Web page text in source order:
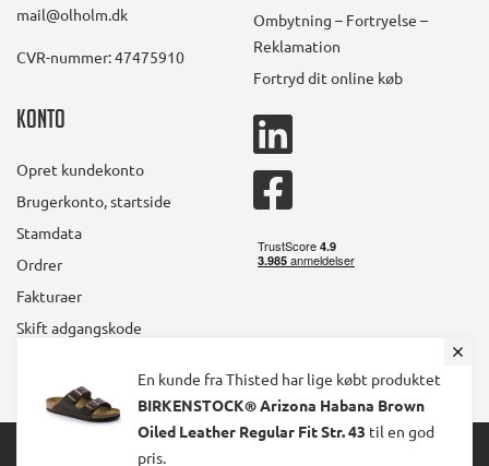
mail@olholm.dk
CVR-nummer: 47475910
Ombytning – Fortryelse –
Reklamation
Fortryd dit online køb
Konto
Opret kundekonto
Brugerkonto, startside
Stamdata
Ordrer
Fakturaer
Skift adgangskode
square
square
© 2024 Ølholm A/S. All Rights Reserved.
En kunde fra Thisted har lige købt produktet
BIRKENSTOCK® Arizona Habana Brown
Oiled Leather Regular Fit Str. 43 til en god
pris.